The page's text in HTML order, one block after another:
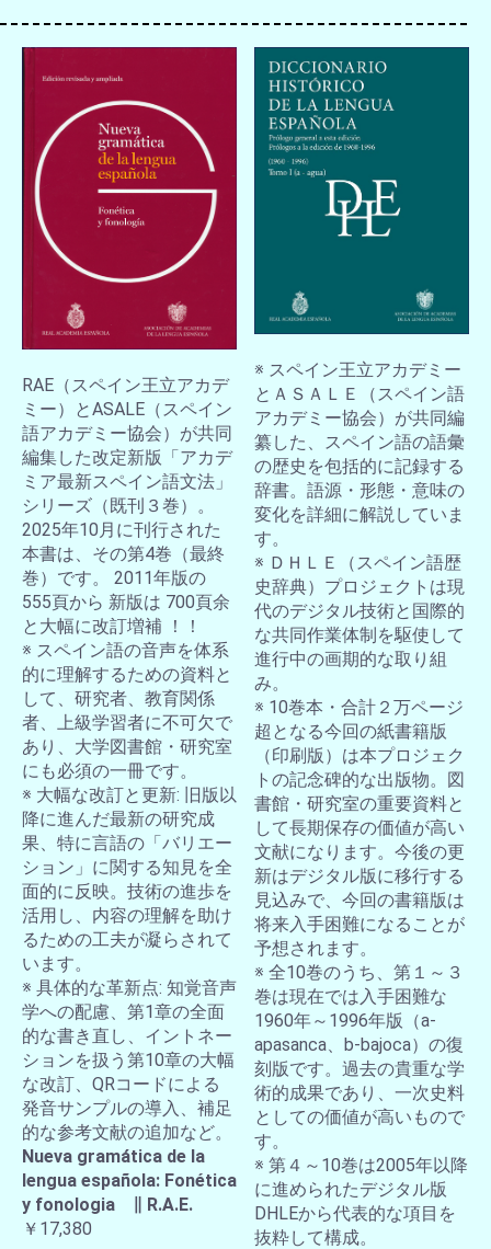
RAE（スペイン王立アカデ
ミー）とASALE（スペイン
語アカデミー協会）が共同
編集した改定新版「アカデ
ミア最新スペイン語文法」
シリーズ（既刊３巻）。
2025年10月に刊行された
本書は、その第4巻（最終
巻）です。 2011年版の
555頁から 新版は 700頁余
と大幅に改訂増補 ！！
※ スペイン語の音声を体系
的に理解するための資料と
して、研究者、教育関係
者、上級学習者に不可欠で
あり、大学図書館・研究室
にも必須の一冊です。
※ 大幅な改訂と更新: 旧版以
降に進んだ最新の研究成
果、特に言語の「バリエー
ション」に関する知見を全
面的に反映。技術の進歩を
活用し、内容の理解を助け
るための工夫が凝らされて
います。
※ 具体的な革新点: 知覚音声
学への配慮、第1章の全面
的な書き直し、イントネー
ションを扱う第10章の大幅
な改訂、QRコードによる
発音サンプルの導入、補足
的な参考文献の追加など。
Nueva gramática de la
lengua española: Fonética
y fonologia ∥ R.A.E.
￥17,380
※ スペイン王立アカデミー
とＡＳＡＬＥ（スペイン語
アカデミー協会）が共同編
纂した、スペイン語の語彙
の歴史を包括的に記録する
辞書。語源・形態・意味の
変化を詳細に解説していま
す。
※ ＤＨＬＥ（スペイン語歴
史辞典）プロジェクトは現
代のデジタル技術と国際的
な共同作業体制を駆使して
進行中の画期的な取り組
み。
※ 10巻本・合計２万ページ
超となる今回の紙書籍版
（印刷版）は本プロジェク
トの記念碑的な出版物。図
書館・研究室の重要資料と
して長期保存の価値が高い
文献になります。今後の更
新はデジタル版に移行する
見込みで、今回の書籍版は
将来入手困難になることが
予想されます。
※ 全10巻のうち、第１～３
巻は現在では入手困難な
1960年～1996年版（a-
apasanca、b-bajoca）の復
刻版です。過去の貴重な学
術的成果であり、一次史料
としての価値が高いもので
す。
※ 第４～10巻は2005年以降
に進められたデジタル版
DHLEから代表的な項目を
抜粋して構成。